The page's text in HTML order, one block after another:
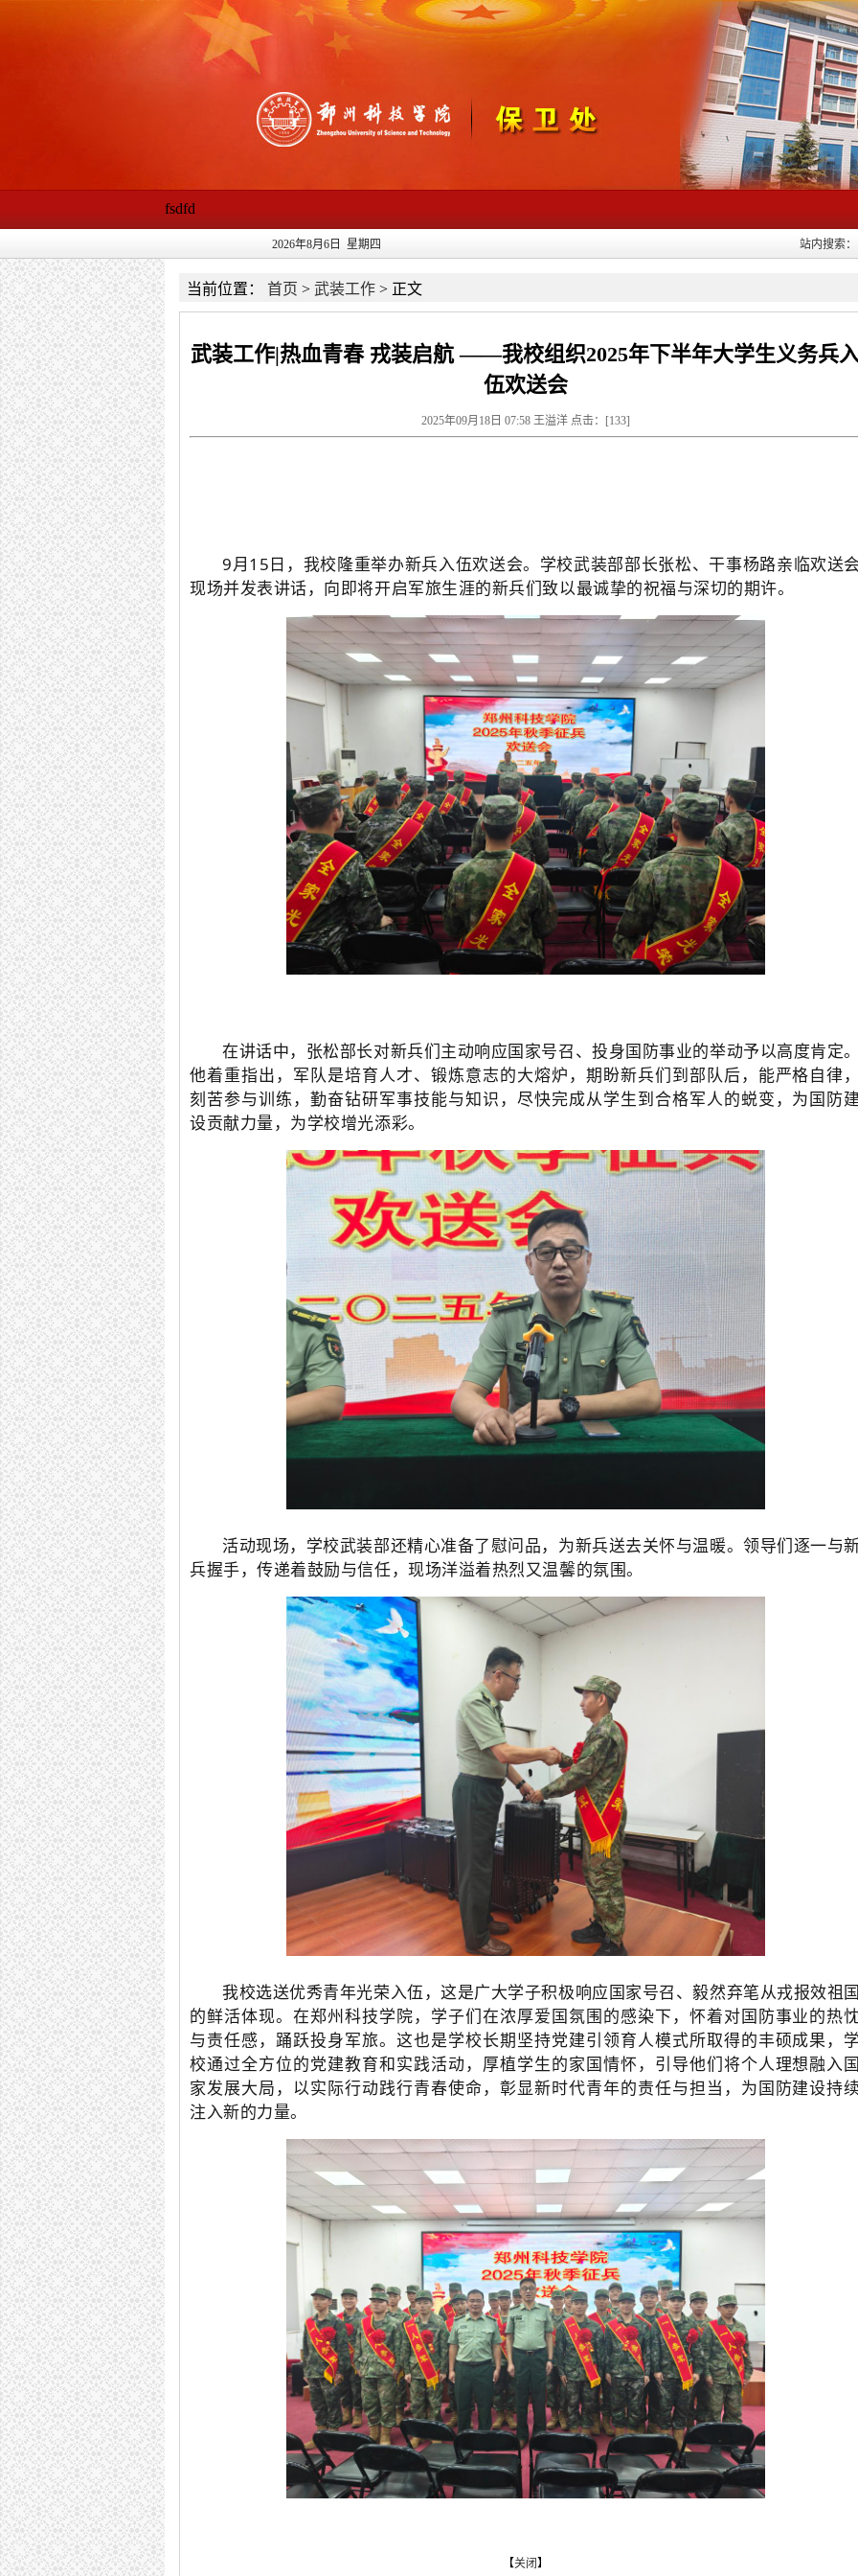
fsdfd
2026年8月6日 星期四 站内搜索：
当前位置： 首页 > 武装工作 > 正文
武装工作|热血青春 戎装启航 ——我校组织2025年下半年大学生义务兵
伍欢送会
2025年09月18日 07:58 王溢洋 点击：[133]
9月15日，我校隆重举办新兵入伍欢送会。学校武装部部长张松、干事杨路亲临欢送
现场并发表讲话，向即将开启军旅生涯的新兵们致以最诚挚的祝福与深切的期许。
在讲话中，张松部长对新兵们主动响应国家号召、投身国防事业的举动予以高度肯定
他着重指出，军队是培育人才、锻炼意志的大熔炉，期盼新兵们到部队后，能严格自律
刻苦参与训练，勤奋钻研军事技能与知识，尽快完成从学生到合格军人的蜕变，为国防
设贡献力量，为学校增光添彩。
活动现场，学校武装部还精心准备了慰问品，为新兵送去关怀与温暖。领导们逐一与
兵握手，传递着鼓励与信任，现场洋溢着热烈又温馨的氛围。
我校选送优秀青年光荣入伍，这是广大学子积极响应国家号召、毅然弃笔从戎报效祖
的鲜活体现。在郑州科技学院，学子们在浓厚爱国氛围的感染下，怀着对国防事业的热
与责任感，踊跃投身军旅。这也是学校长期坚持党建引领育人模式所取得的丰硕成果，
校通过全方位的党建教育和实践活动，厚植学生的家国情怀，引导他们将个人理想融入
家发展大局，以实际行动践行青春使命，彰显新时代青年的责任与担当，为国防建设持
注入新的力量。
【关闭】